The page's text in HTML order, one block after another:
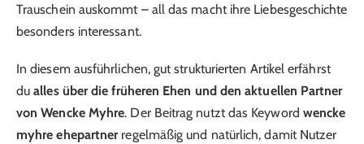
Trauschein auskommt – all das macht ihre Liebesgeschichte
besonders interessant.
In diesem ausführlichen, gut strukturierten Artikel erfährst
dualles über die früheren Ehen und den aktuellen Partner
von Wencke Myhre. Der Beitrag nutzt das Keyword wencke
myhre ehepartnerregelmäßig und natürlich, damit Nutzer